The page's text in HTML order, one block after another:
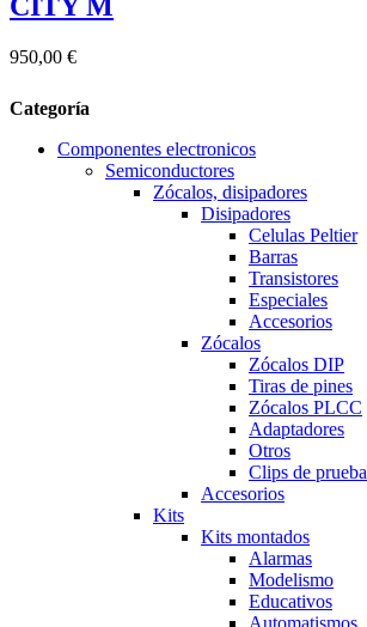
950,00 €
Categoría
Componentes electronicos
Semiconductores
Zócalos, disipadores
Disipadores
Celulas Peltier
Barras
Transistores
Especiales
Accesorios
Zócalos
Zócalos DIP
Tiras de pines
Zócalos PLCC
Adaptadores
Otros
Clips de prueba
Accesorios
Kits
Kits montados
Alarmas
Modelismo
Educativos
Automatismos